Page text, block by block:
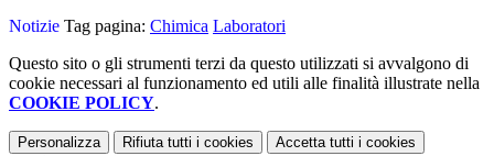
Notizie Tag pagina: Chimica Laboratori
Questo sito o gli strumenti terzi da questo utilizzati si avvalgono di
cookie necessari al funzionamento ed utili alle finalità illustrate nella
COOKIE POLICY.
Personalizza Rifiuta tutti i cookies Accetta tutti i cookies